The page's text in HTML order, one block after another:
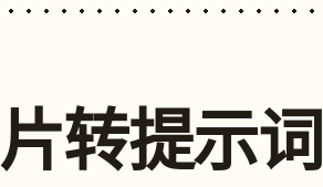
转提示词